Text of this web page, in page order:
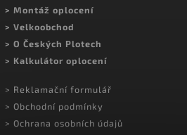
> Montáž oplocení
> Velkoobchod
> O Českých Plotech
> Kalkulátor oplocení
> Reklamační formulář
> Obchodní podmínky
> Ochrana osobních údajů